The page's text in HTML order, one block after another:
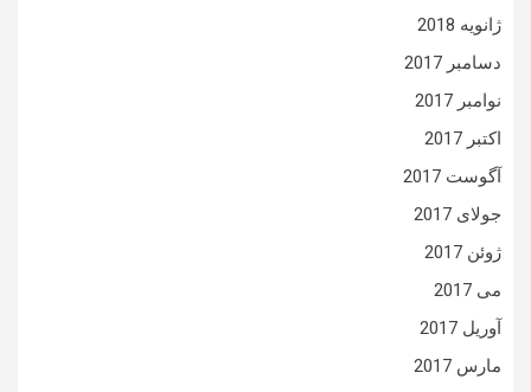
ژانویه 2018
دسامبر 2017
نوامبر 2017
اکتبر 2017
آگوست 2017
جولای 2017
ژوئن 2017
می 2017
آوریل 2017
مارس 2017